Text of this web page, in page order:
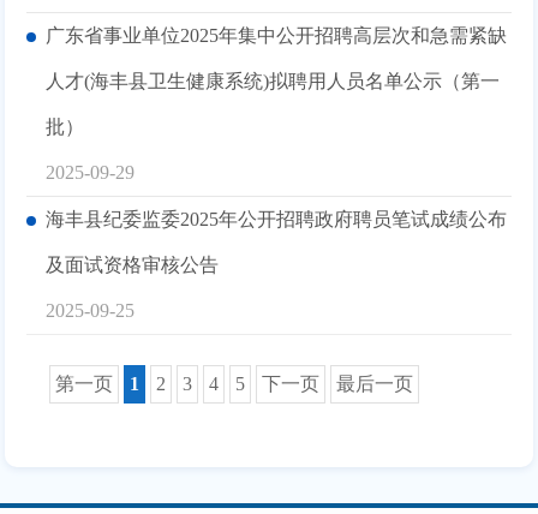
广东省事业单位2025年集中公开招聘高层次和急需紧缺
人才(海丰县卫生健康系统)拟聘用人员名单公示（第一
批）
2025-09-29
海丰县纪委监委2025年公开招聘政府聘员笔试成绩公布
及面试资格审核公告
2025-09-25
第一页 1 2 3 4 5 下一页 最后一页